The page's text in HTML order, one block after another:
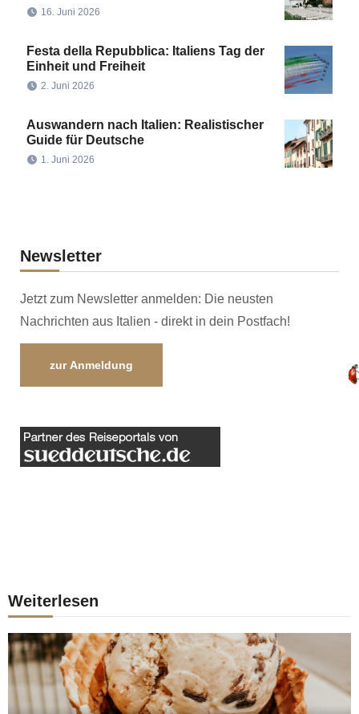
16. Juni 2026
Festa della Repubblica: Italiens Tag der
Einheit und Freiheit
2. Juni 2026
Auswandern nach Italien: Realistischer
Guide für Deutsche
1. Juni 2026
Newsletter
Jetzt zum Newsletter anmelden: Die neusten
Nachrichten aus Italien - direkt in dein Postfach!
zur Anmeldung
Weiterlesen